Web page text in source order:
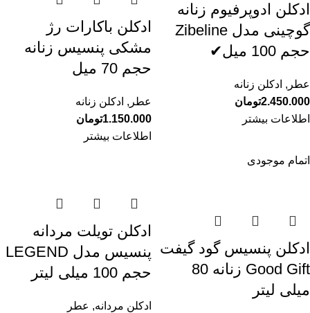
ادکلن ادوپرفیوم زنانه
گوچینی مدل Zibeline
حجم 100 میل✔
عطر , ادکلن زنانه
2.450.000تومان
اطلاعات بیشتر
ادکلن باکارات رژ
مشکی پنسیس زنانه
حجم 70 میل
عطر , ادکلن زنانه
1.150.000تومان
اطلاعات بیشتر
اتمام موجودی
ادکلن پنسیس گود گیفت
Good Gift زنانه 80
میلی لیتر
ادکلن تویلت مردانه
پنسیس مدل LEGEND
حجم 100 میلی لیتر
ادکلن مردانه, عطر